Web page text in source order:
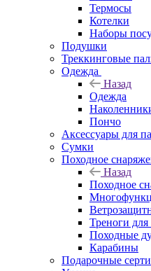
Термосы
Котелки
Наборы
Подушки
Треккинговые
Одежда
Назад
Одежда
Пончо
Аксессуары для
Сумки
Походное
Назад
Походное
Треноги для
Походные
Карабины
Подарочные